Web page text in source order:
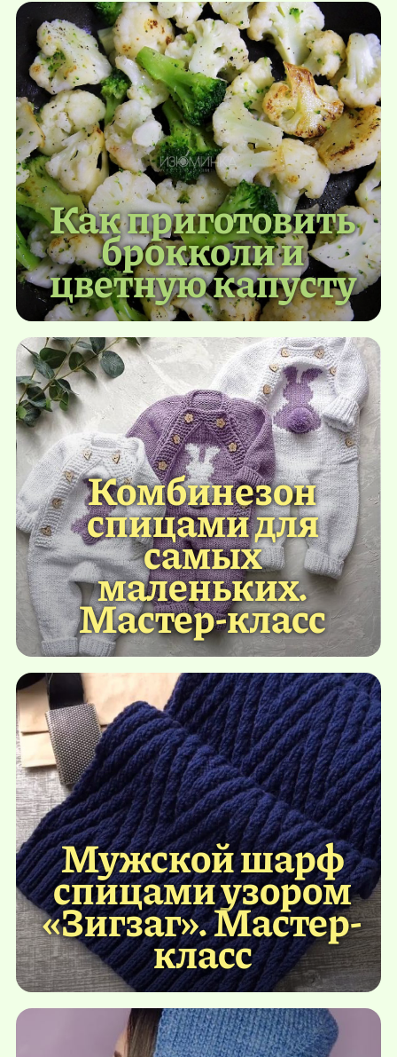
Как приготовить
брокколи и
цветную капусту
Комбинезон
спицами для
самых
маленьких.
Мастер-класс
Мужской шарф
спицами узором
«Зигзаг». Мастер-
класс